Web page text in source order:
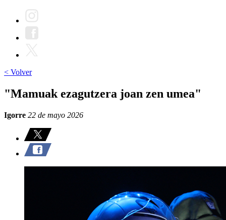
< Volver
"Mamuak ezagutzera joan zen umea"
Igorre 22 de mayo 2026